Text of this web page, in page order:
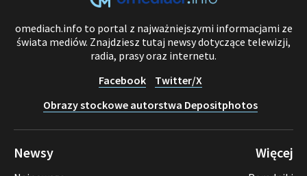
omediach.info to portal z najważniejszymi informacjami ze
świata mediów. Znajdziesz tutaj newsy dotyczące telewizji,
radia, prasy oraz internetu.
Facebook
Twitter/X
Obrazy stockowe autorstwa Depositphotos
Newsy Więcej